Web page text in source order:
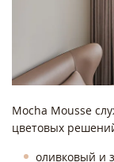
Mocha Mousse
цветовых
оливковый и